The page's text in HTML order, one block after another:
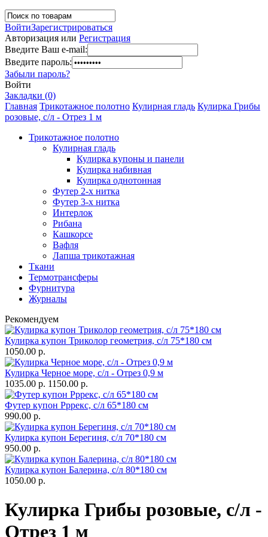
ВойтиЗарегистрироваться
Авторизация или Регистрация
Введите Ваш e-mail:
Введите пароль:
Забыли пароль?
Войти
Закладки (0)
Главная Трикотажное полотно Кулирная гладь Кулирка Грибы
розовые, с/л - Отрез 1 м
Трикотажное полотно
Кулирная гладь
Кулирка купоны и панели
Кулирка набивная
Кулирка однотонная
Футер 2-х нитка
Футер 3-х нитка
Интерлок
Рибана
Кашкорсе
Вафля
Лапша трикотажная
Ткани
Термотрансферы
Фурнитура
Журналы
Рекомендуем
Кулирка купон Триколор геометрия, с/л 75*180 см
1050.00 р.
Кулирка Черное море, с/л - Отрез 0,9 м
1035.00 р. 1150.00 р.
Футер купон Рррекс, с/л 65*180 см
990.00 р.
Кулирка купон Берегиня, с/л 70*180 см
950.00 р.
Кулирка купон Балерина, с/л 80*180 см
1050.00 р.
Кулирка Грибы розовые, с/л -
Отрез 1 м